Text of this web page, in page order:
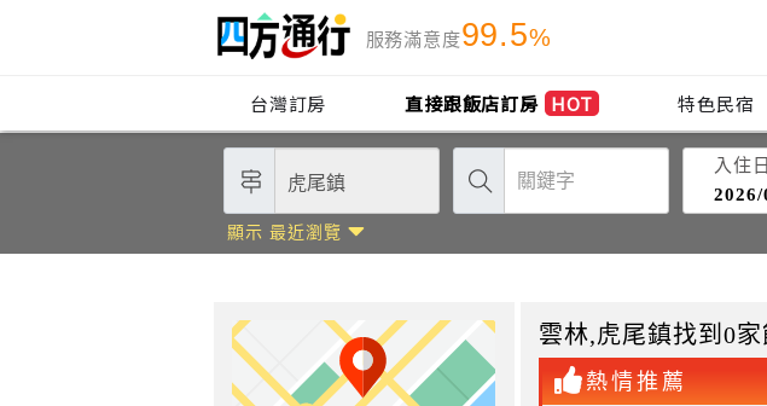
服務滿意度99.5%
台灣訂房 直接跟飯店訂房 HOT 特色民宿
入住
顯示 最近瀏覽
雲林,虎尾鎮找到0家
熱情推薦